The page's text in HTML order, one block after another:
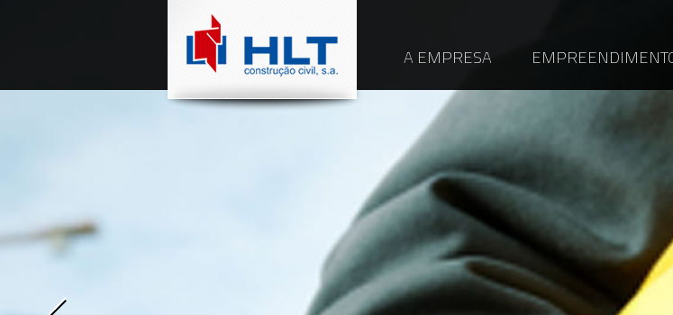
A EMPRESA